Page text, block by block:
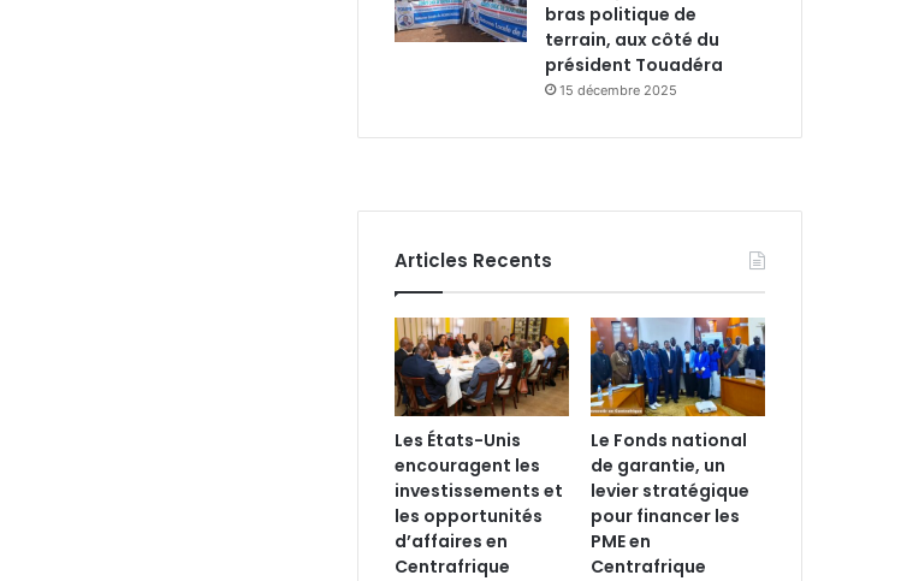
bras politique de
terrain, aux côté du
président Touadéra
15 décembre 2025
Articles Recents
Les États-Unis
encouragent les
investissements et
les opportunités
d’affaires en
Centrafrique
Le Fonds national
de garantie, un
levier stratégique
pour financer les
PME en
Centrafrique